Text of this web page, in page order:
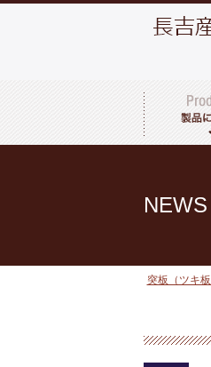
突板（ツキ